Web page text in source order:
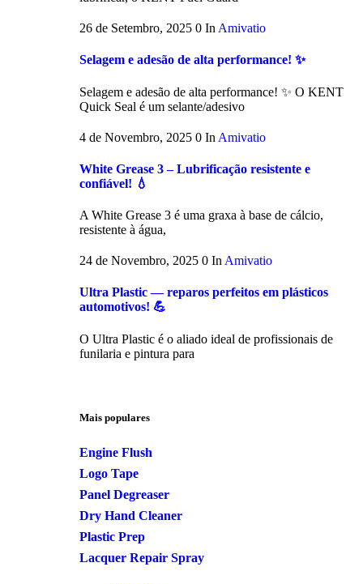
26 de Setembro, 2025 0 In Amivatio
Selagem e adesão de alta performance! ✨
Selagem e adesão de alta performance! ✨ O KENT
Quick Seal é um selante/adesivo
4 de Novembro, 2025 0 In Amivatio
White Grease 3 – Lubrificação resistente e
confiável! 💧
A White Grease 3 é uma graxa à base de cálcio,
resistente à água,
24 de Novembro, 2025 0 In Amivatio
Ultra Plastic — reparos perfeitos em plásticos
automotivos! 💪
O Ultra Plastic é o aliado ideal de profissionais de
funilaria e pintura para
Mais populares
Engine Flush
Logo Tape
Panel Degreaser
Dry Hand Cleaner
Plastic Prep
Lacquer Repair Spray